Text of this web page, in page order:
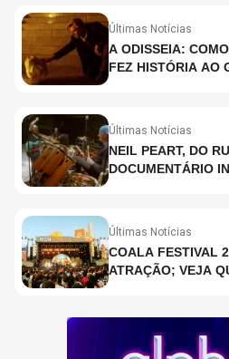
Últimas Notícias
A ODISSEIA:
FEZ HISTÓRIA AO
Últimas Notícias
NEIL PEART, DO
DOCUMENTÁRIO
Últimas Notícias
COALA FESTIVAL
ATRAÇÃO; VEJA